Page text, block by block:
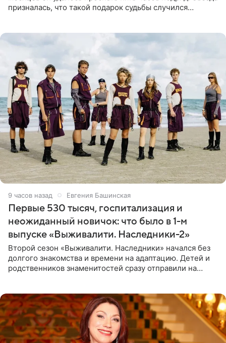
призналась, что такой подарок судьбы случился
9 часов назад Евгения Башинская
Первые 530 тысяч, госпитализация и
неожиданный новичок: что было в 1-м
выпуске «Выживалити. Наследники-2»
Второй сезон «Выживалити. Наследники» начался без
долгого знакомства и времени на адаптацию. Детей и
родственников знаменитостей сразу отправили на